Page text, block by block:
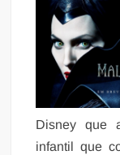
Disney que
infantil que